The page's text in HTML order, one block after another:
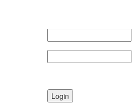
Login